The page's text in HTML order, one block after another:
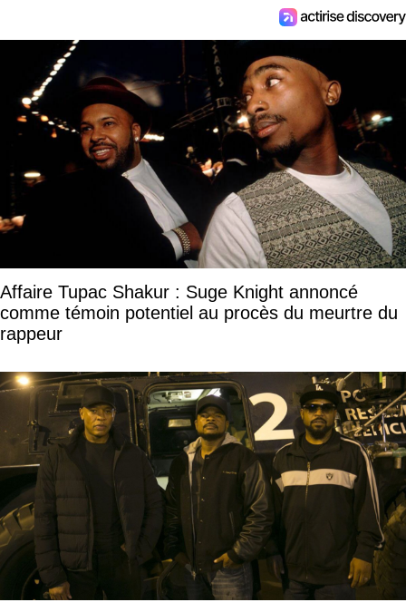
Affaire Tupac Shakur : Suge Knight annoncé
comme témoin potentiel au procès du meurtre du
rappeur